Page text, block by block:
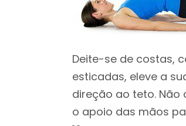
Deite-se de costas,
esticadas, eleve a
direção ao teto. Não
o apoio das mãos